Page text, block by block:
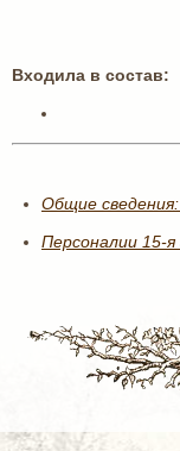
Входила в состав:
Общие сведения:
Персоналии 15-я